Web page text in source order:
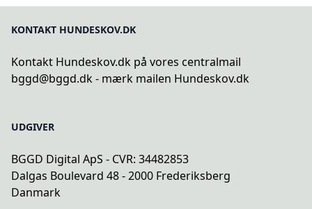
KONTAKT HUNDESKOV.DK
Kontakt Hundeskov.dk på vores centralmail
bggd@bggd.dk- mærk mailen Hundeskov.dk
UDGIVER
BGGD Digital ApS - CVR: 34482853
Dalgas Boulevard 48 - 2000 Frederiksberg
Danmark